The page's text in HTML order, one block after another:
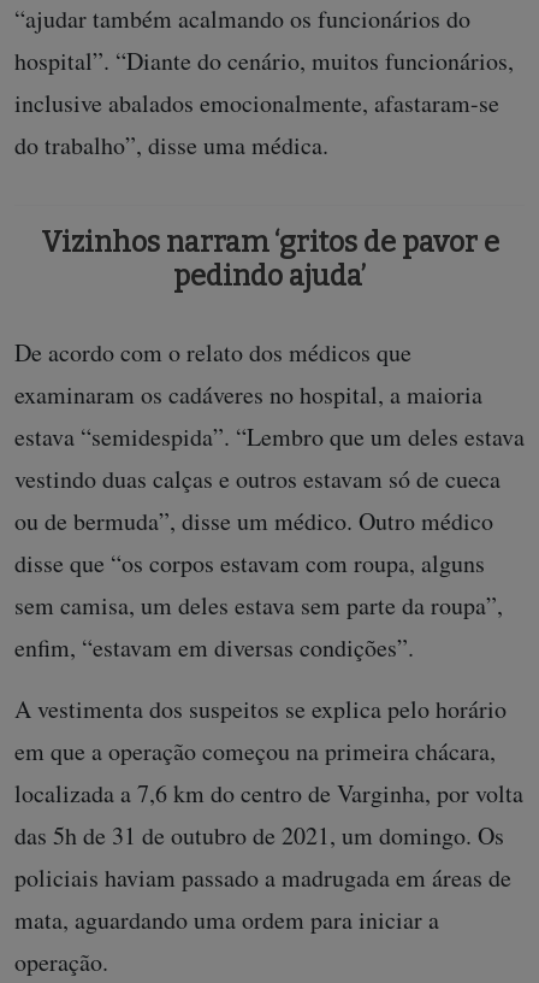
“ajudar também acalmando os funcionários do
hospital”. “Diante do cenário, muitos funcionários,
inclusive abalados emocionalmente, afastaram-se
do trabalho”, disse uma médica.
Vizinhos narram ‘gritos de pavor e
pedindo ajuda’
De acordo com o relato dos médicos que
examinaram os cadáveres no hospital, a maioria
estava “semidespida”. “Lembro que um deles estava
vestindo duas calças e outros estavam só de cueca
ou de bermuda”, disse um médico. Outro médico
disse que “os corpos estavam com roupa, alguns
sem camisa, um deles estava sem parte da roupa”,
enfim, “estavam em diversas condições”.
A vestimenta dos suspeitos se explica pelo horário
em que a operação começou na primeira chácara,
localizada a 7,6 km do centro de Varginha, por volta
das 5h de 31 de outubro de 2021, um domingo. Os
policiais haviam passado a madrugada em áreas de
mata, aguardando uma ordem para iniciar a
operação.